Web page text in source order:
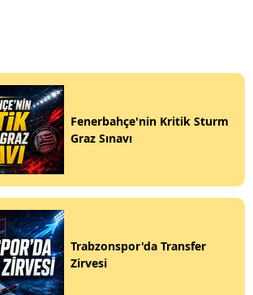
Fenerbahçe'nin Kritik Sturm
Graz Sınavı
Trabzonspor'da Transfer
Zirvesi